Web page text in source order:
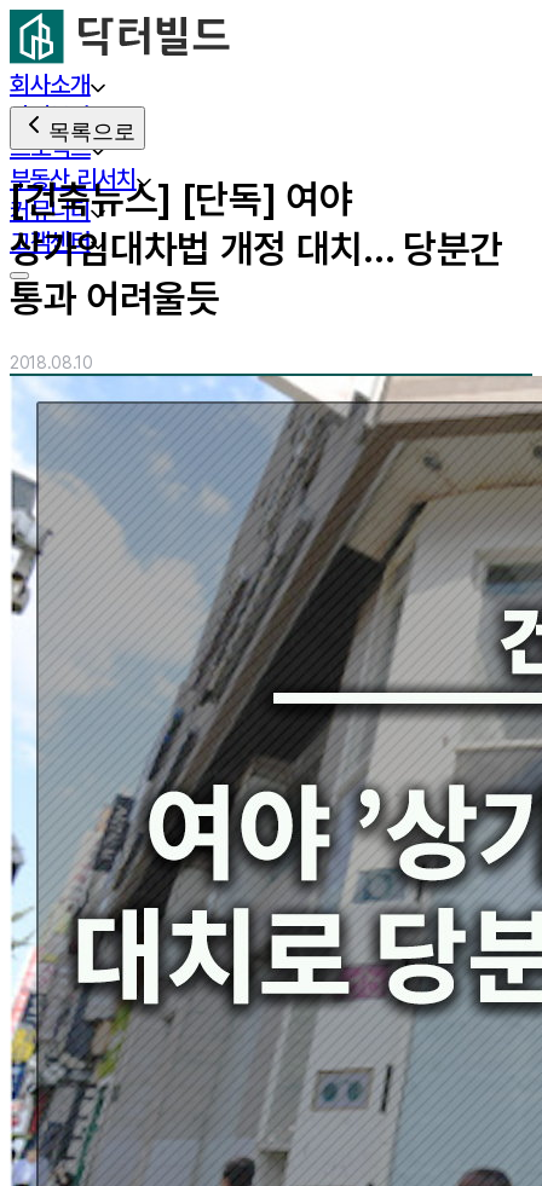
회사소개
사업분야
프로젝트
부동산 리서치
커뮤니티
고객센터
목록으로
[건축뉴스] [단독] 여야
상가임대차법 개정 대치... 당분간
통과 어려울듯
2018.08.10